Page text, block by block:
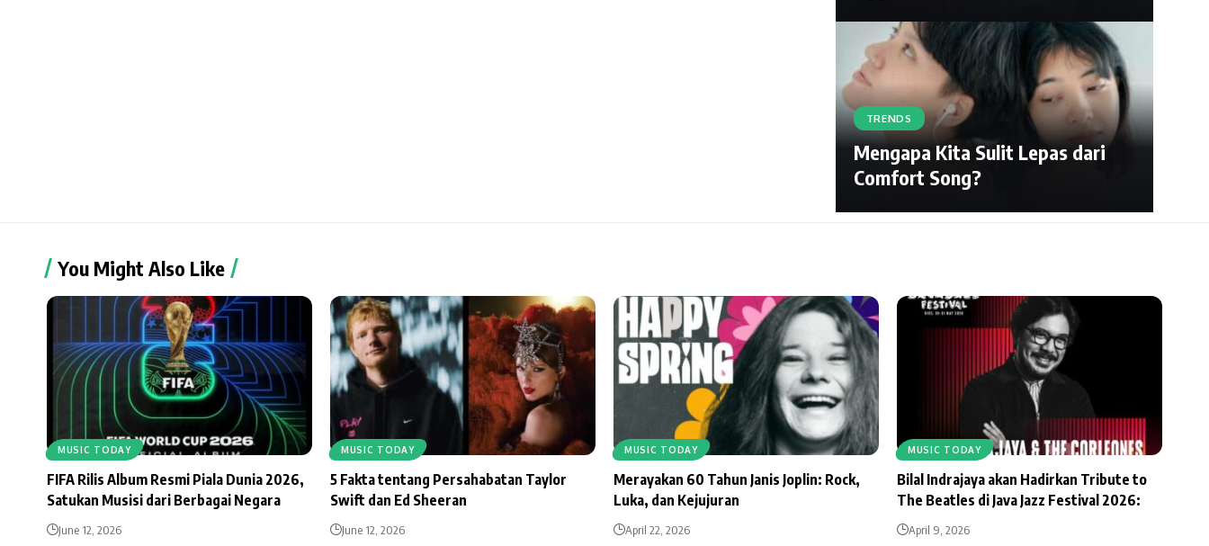
TRENDS
Mengapa Kita Sulit Lepas dari
Comfort Song?
You Might Also Like
MUSIC TODAY
FIFA Rilis Album Resmi Piala Dunia 2026,
Satukan Musisi dari Berbagai Negara
June 12, 2026
MUSIC TODAY
5 Fakta tentang Persahabatan Taylor
Swift dan Ed Sheeran
June 12, 2026
MUSIC TODAY
Merayakan 60 Tahun Janis Joplin: Rock,
Luka, dan Kejujuran
April 22, 2026
MUSIC TODAY
Bilal Indrajaya akan Hadirkan Tribute to
The Beatles di Java Jazz Festival 2026:
April 9, 2026